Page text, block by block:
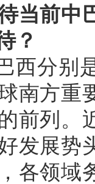
当前中
？
西分别
南方重
前列。
发展势
各领域